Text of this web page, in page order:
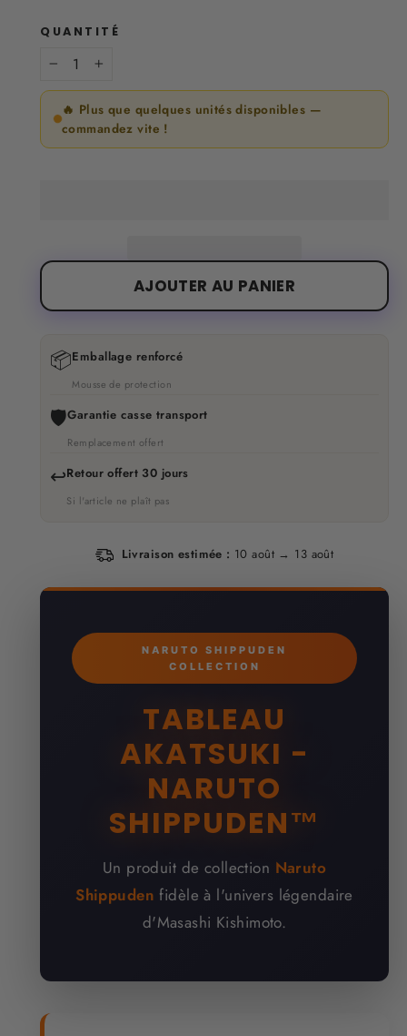
QUANTITÉ
🔥 Plus que quelques unités disponibles —
commandez vite !
AJOUTER AU PANIER
📦Emballage renforcé
Mousse de protection
🛡️Garantie casse transport
Remplacement offert
↩️Retour offert 30 jours
Si l'article ne plaît pas
Livraison estimée : 10 août → 13 août
NARUTO SHIPPUDEN
COLLECTION
TABLEAU
AKATSUKI -
NARUTO
SHIPPUDEN™
Un produit de collection Naruto
Shippuden fidèle à l'univers légendaire
d'Masashi Kishimoto.